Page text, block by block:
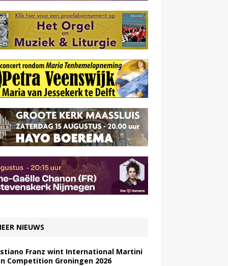
NIEUWS
Franz wint International Martini
Competition Groningen 2026